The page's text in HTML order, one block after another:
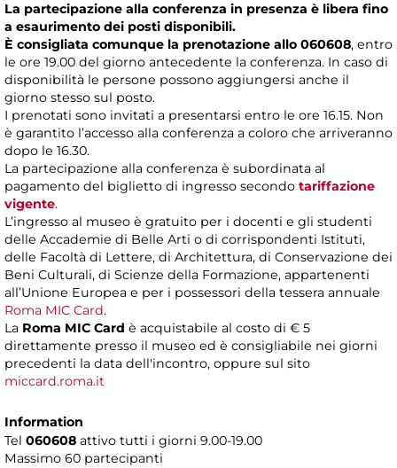
La partecipazione alla conferenza in presenza è libera fino
a esaurimento dei posti disponibili.
È consigliata comunque la prenotazione allo 060608, entro
le ore 19.00 del giorno antecedente la conferenza. In caso di
disponibilità le persone possono aggiungersi anche il
giorno stesso sul posto.
I prenotati sono invitati a presentarsi entro le ore 16.15. Non
è garantito l’accesso alla conferenza a coloro che arriveranno
dopo le 16.30.
La partecipazione alla conferenza è subordinata al
pagamento del biglietto di ingresso secondo tariffazione
vigente.
L’ingresso al museo è gratuito per i docenti e gli studenti
delle Accademie di Belle Arti o di corrispondenti Istituti,
delle Facoltà di Lettere, di Architettura, di Conservazione dei
Beni Culturali, di Scienze della Formazione, appartenenti
all’Unione Europea e per i possessori della tessera annuale
Roma MIC Card.
La Roma MIC Card è acquistabile al costo di € 5
direttamente presso il museo ed è consigliabile nei giorni
precedenti la data dell'incontro, oppure sul sito
miccard.roma.it
Information
Tel 060608 attivo tutti i giorni 9.00-19.00
Massimo 60 partecipanti